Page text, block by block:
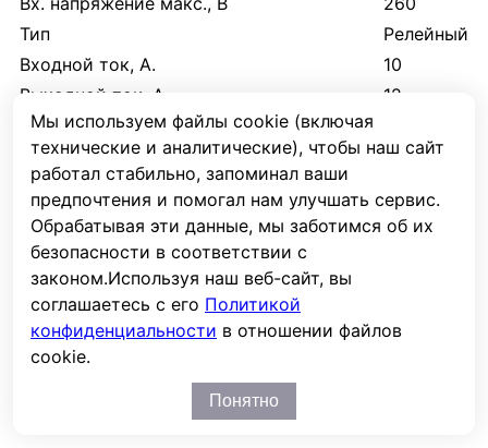
Мы используем файлы cookie (включая
технические и аналитические), чтобы наш сайт
работал стабильно, запоминал ваши
предпочтения и помогал нам улучшать сервис.
Обрабатывая эти данные, мы заботимся об их
безопасности в соответствии с
законом.Используя наш веб-сайт, вы
соглашаетесь с его Политикой
конфиденциальности в отношении файлов
cookie.
Понятно
Тип
Релейный
Входной ток, А.
10
Выходной ток, А.
12
Точность стабилизации вых.
напряжения, %
4
Скорость регулирования, мс/В
Длина, мм
200
Ширина, мм
Высота, мм
Вес, кг.
Отзывы
Отзывов пока нет. Ваш будет первым!